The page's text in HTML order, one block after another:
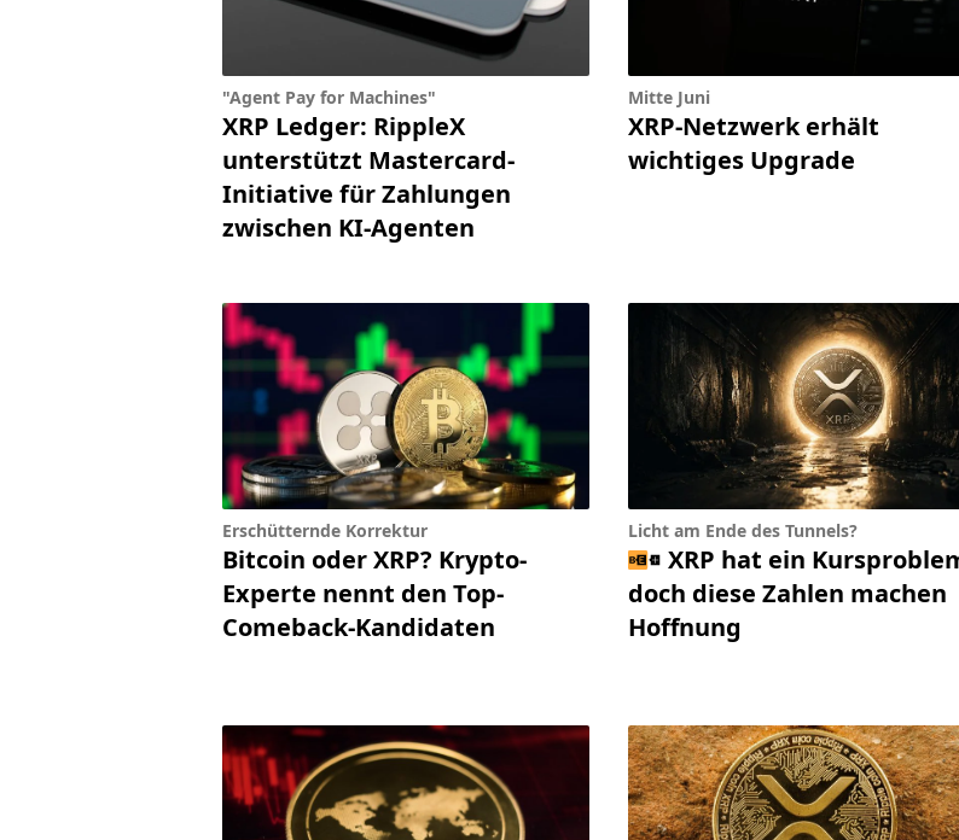
"Agent Pay for Machines"
XRP Ledger: RippleX
unterstützt Mastercard-
Initiative für Zahlungen
zwischen KI-Agenten
Mitte Juni
XRP-Netzwerk erhält
wichtiges Upgrade
Erschütternde Korrektur
Bitcoin oder XRP? Krypto-
Experte nennt den Top-
Comeback-Kandidaten
Licht am Ende des Tunnels?
XRP hat ein
doch diese Zahlen machen
Hoffnung